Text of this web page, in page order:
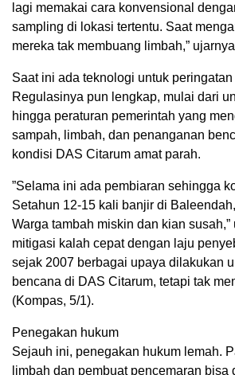
lagi memakai cara konvensional
sampling di lokasi tertentu. Saat
mereka tak membuang limbah,”
Saat ini ada teknologi untuk peringatan
Regulasinya pun lengkap, mulai dari
hingga peraturan pemerintah yang
sampah, limbah, dan penanganan
kondisi DAS Citarum amat parah.
”Selama ini ada pembiaran sehingga
Setahun 12-15 kali banjir di
Warga tambah miskin dan kian susah,”
mitigasi kalah cepat dengan laju
sejak 2007 berbagai upaya dilakukan
bencana di DAS Citarum, tetapi tak
(Kompas, 5/1).
Penegakan hukum
Sejauh ini, penegakan hukum lemah.
limbah dan pembuat pencemaran bisa